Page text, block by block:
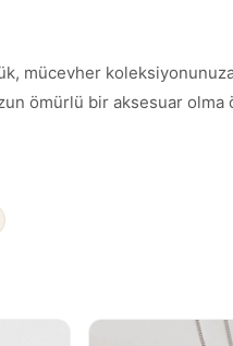
mücevher
ömürlü bir aksesuar olma